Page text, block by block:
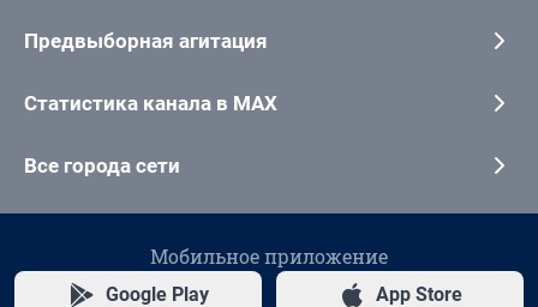
Предвыборная агитация
Статистика канала в MAX
Все города сети
Мобильное приложение
Google Play App Store